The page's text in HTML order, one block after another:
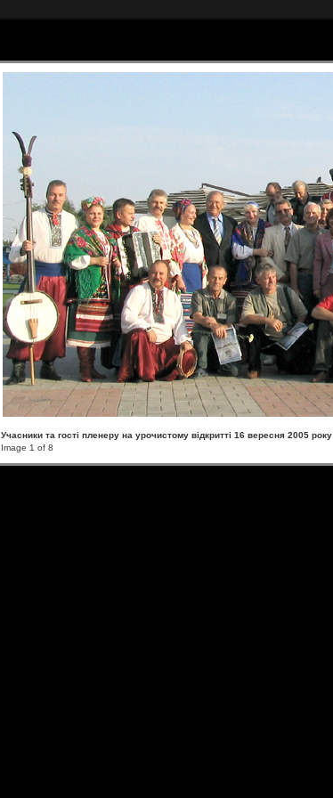
Учасники та гості пленеру на урочистому відкритті 16 вересня 2005 року
Image 1 of 8